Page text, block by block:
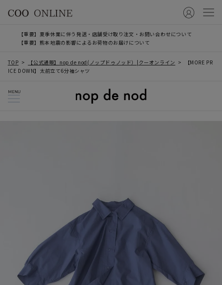
【重要】夏季休業に伴う発送・店舗受け取り注文・お問い合わせについて
【重要】熊本地震の影響によるお荷物のお届けについて
TOP 【公式通販】nop de nod(ノップドゥノッド）|クーオンライン
【MORE PR
ICE DOWN】太前立て6分袖シャツ
MENU